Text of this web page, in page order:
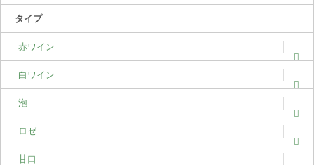
タイプ
赤ワイン
白ワイン
泡
ロゼ
甘口